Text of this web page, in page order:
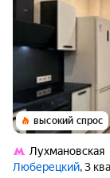
высокий спрос
Лухмановская
Люберецкий, 3